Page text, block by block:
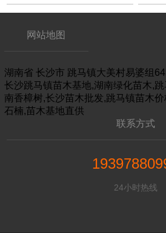
网站地图
湖南省 长沙市 跳马镇大美村易婆组
长沙跳马镇苗木基地,湖南绿化苗木,
南香樟树,长沙苗木批发,跳马镇苗木
石楠,苗木基地直供
联系方式
24小时热线